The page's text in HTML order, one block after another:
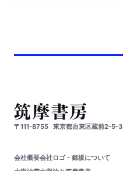
〒111-8755 東京都台東区蔵前2-5-3
会社概要会社ロゴ・銘板について